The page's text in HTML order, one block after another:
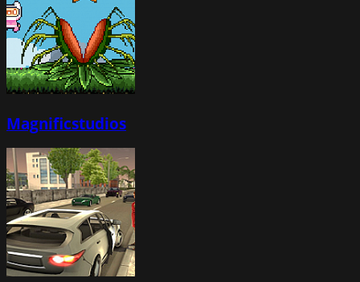
Magnificstudios